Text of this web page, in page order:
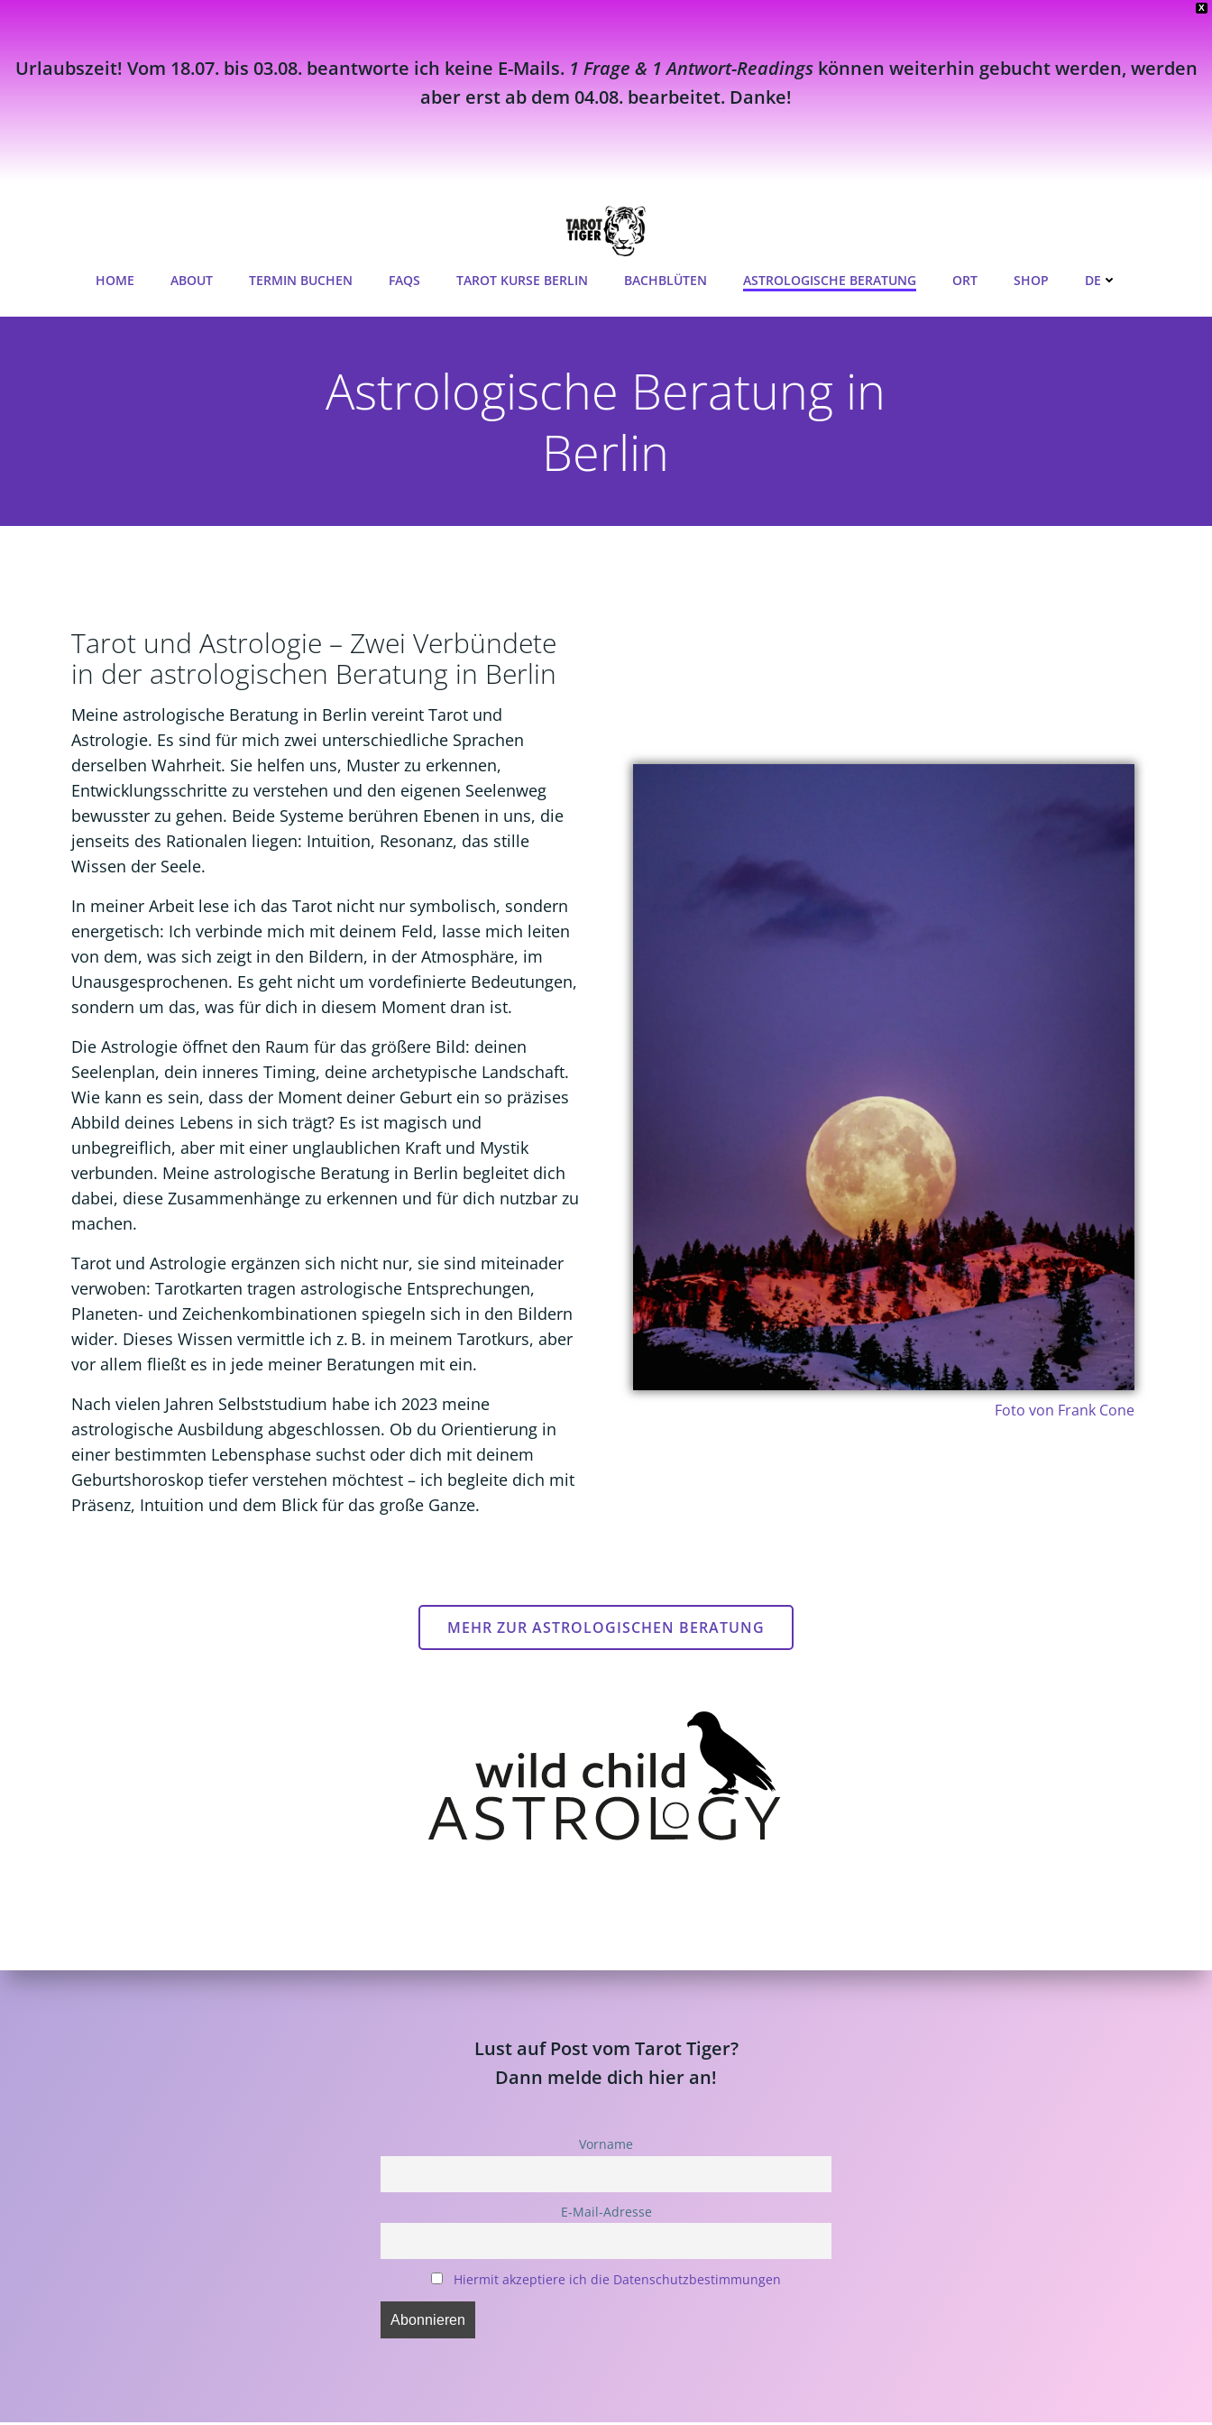
X
Urlaubszeit! Vom 18.07. bis 03.08. beantworte ich keine E-Mails. 1 Frage & 1 Antwort-Readingskönnen weiterhin gebucht werden, werden
aber erst ab dem 04.08. bearbeitet. Danke!
HOME ABOUT TERMIN BUCHEN FAQS TAROT KURSE BERLIN BACHBLÜTEN ASTROLOGISCHE BERATUNG ORT SHOP DE
Astrologische Beratung in
Berlin
Tarot und Astrologie – Zwei Verbündete
in der astrologischen Beratung in Berlin
Meine astrologische Beratung in Berlin vereint Tarot und
Astrologie. Es sind für mich zwei unterschiedliche Sprachen
derselben Wahrheit. Sie helfen uns, Muster zu erkennen,
Entwicklungsschritte zu verstehen und den eigenen Seelenweg
bewusster zu gehen. Beide Systeme berühren Ebenen in uns, die
jenseits des Rationalen liegen: Intuition, Resonanz, das stille
Wissen der Seele.
In meiner Arbeit lese ich das Tarot nicht nur symbolisch, sondern
energetisch: Ich verbinde mich mit deinem Feld, lasse mich leiten
von dem, was sich zeigt in den Bildern, in der Atmosphäre, im
Unausgesprochenen. Es geht nicht um vordefinierte Bedeutungen,
sondern um das, was für dich in diesem Moment dran ist.
Die Astrologie öffnet den Raum für das größere Bild: deinen
Seelenplan, dein inneres Timing, deine archetypische Landschaft.
Wie kann es sein, dass der Moment deiner Geburt ein so präzises
Abbild deines Lebens in sich trägt? Es ist magisch und
unbegreiflich, aber mit einer unglaublichen Kraft und Mystik
verbunden. Meine astrologische Beratung in Berlin begleitet dich
dabei, diese Zusammenhänge zu erkennen und für dich nutzbar zu
machen.
Tarot und Astrologie ergänzen sich nicht nur, sie sind miteinader
verwoben: Tarotkarten tragen astrologische Entsprechungen,
Planeten- und Zeichenkombinationen spiegeln sich in den Bildern
wider. Dieses Wissen vermittle ich z. B. in meinem Tarotkurs, aber
vor allem fließt es in jede meiner Beratungen mit ein.
Nach vielen Jahren Selbststudium habe ich 2023 meine
astrologische Ausbildung abgeschlossen. Ob du Orientierung in
einer bestimmten Lebensphase suchst oder dich mit deinem
Geburtshoroskop tiefer verstehen möchtest – ich begleite dich mit
Präsenz, Intuition und dem Blick für das große Ganze.
Foto von Frank Cone
MEHR ZUR ASTROLOGISCHEN BERATUNG
Lust auf Post vom Tarot Tiger?
Dann melde dich hier an!
Vorname
E-Mail-Adresse
Hiermit akzeptiere ich die Datenschutzbestimmungen